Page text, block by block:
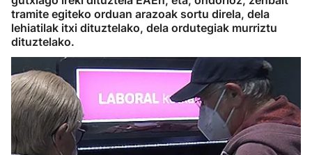
tramite egiteko orduan arazoak sortu direla, dela
lehiatilak itxi dituztelako, dela ordutegiak murriztu
dituztelako.